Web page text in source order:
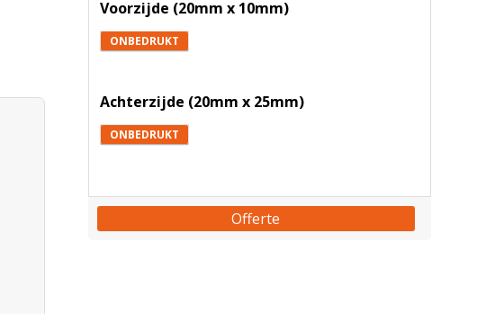
Voorzijde (20mm x 10mm)
ONBEDRUKT
Achterzijde (20mm x 25mm)
ONBEDRUKT
Offerte